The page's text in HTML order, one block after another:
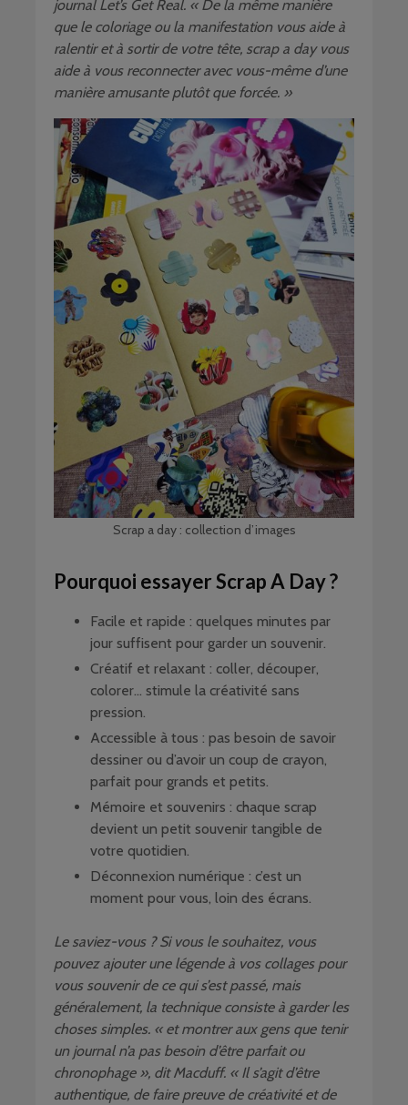
journal Let’s Get Real. « De la même manière
que le coloriage ou la manifestation vous aide à
ralentir et à sortir de votre tête, scrap a day vous
aide à vous reconnecter avec vous-même d’une
manière amusante plutôt que forcée. »
Scrap a day : collection d’images
Pourquoi essayer Scrap A Day ?
Facile et rapide : quelques minutes par
jour suffisent pour garder un souvenir.
Créatif et relaxant : coller, découper,
colorer… stimule la créativité sans
pression.
Accessible à tous : pas besoin de savoir
dessiner ou d’avoir un coup de crayon,
parfait pour grands et petits.
Mémoire et souvenirs : chaque scrap
devient un petit souvenir tangible de
votre quotidien.
Déconnexion numérique : c’est un
moment pour vous, loin des écrans.
Le saviez-vous ? Si vous le souhaitez, vous
pouvez ajouter une légende à vos collages pour
vous souvenir de ce qui s’est passé, mais
généralement, la technique consiste à garder les
choses simples. « et montrer aux gens que tenir
un journal n’a pas besoin d’être parfait ou
chronophage », dit Macduff. « Il s’agit d’être
authentique, de faire preuve de créativité et de